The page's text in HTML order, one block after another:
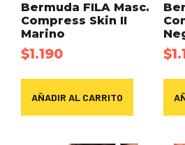
Bermuda FILA Masc.
Compress Skin II
Marino
$1.190
AÑADIR AL CARRITO
$